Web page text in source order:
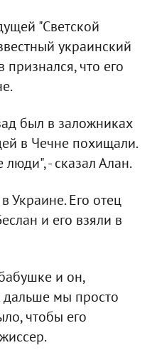
"Светской
украинский
что его
был в заложниках
в Чечне похищали.
- сказал Алан.
Украине. Его отец
и его взяли в
и он,
дальше мы просто
чтобы его